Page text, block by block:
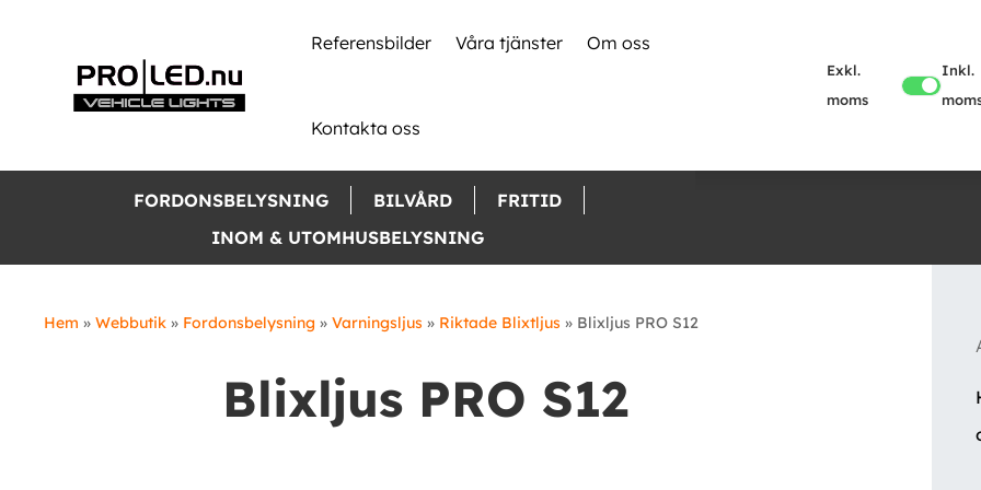
Referensbilder Våra tjänster Om oss
Kontakta oss
Exkl.
moms
Inkl.
FORDONSBELYSNING BILVÅRD
FRITID
INOM & UTOMHUSBELYSNING
Hem » Webbutik » Fordonsbelysning » Varningsljus » Riktade Blixtljus » Blixljus PRO S12
Blixljus PRO S12